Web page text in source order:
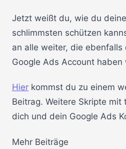
Jetzt weißt du, wie du
schlimmsten schützen
an alle weiter, die ebenfalls
Google Ads Account haben
Hier kommst du zu einem
Beitrag. Weitere Skripte mit
dich und dein Google Ads
Mehr Beiträge